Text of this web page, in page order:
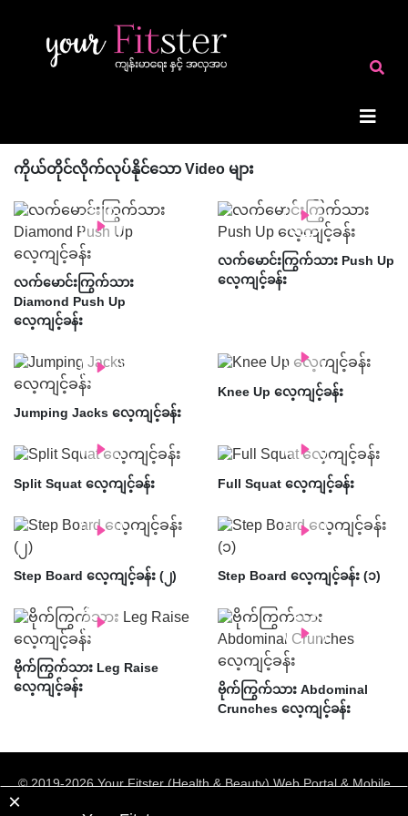
×
ကိုယ်တိုင်လိုက်လုပ်နိုင်သော Video များ
လက်မောင်းကြွက်သား
Diamond Push Up
လေ့ကျင့်ခန်း
လက်မောင်းကြွက်သား Push Up
လေ့ကျင့်ခန်း
Jumping Jacks လေ့ကျင့်ခန်း
Knee Up လေ့ကျင့်ခန်း
Split Squat လေ့ကျင့်ခန်း Full Squat လေ့ကျင့်ခန်း
Step Board လေ့ကျင့်ခန်း (၂) Step Board လေ့ကျင့်ခန်း (၁)
ဗိုက်ကြွက်သား Leg Raise
လေ့ကျင့်ခန်း ဗိုက်ကြွက်သား Abdominal
Crunches လေ့ကျင့်ခန်း
© 2019-2026 Your Fitster (Health & Beauty) Web Portal & Mobile